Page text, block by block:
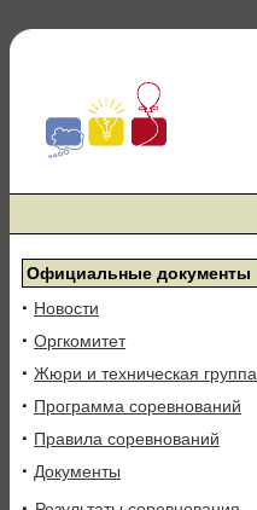
Официальные документы
· Новости
· Оргкомитет
· Жюри и техническая группа
· Программа соревнований
· Правила соревнований
· Документы